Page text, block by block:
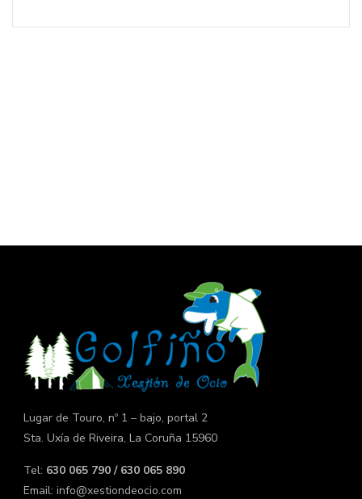
Lugar de Touro, nº 1 – bajo, portal 2
Sta. Uxía de Riveira, La Coruña 15960
Tel: 630 065 790 / 630 065 890
Email: info@xestiondeocio.com